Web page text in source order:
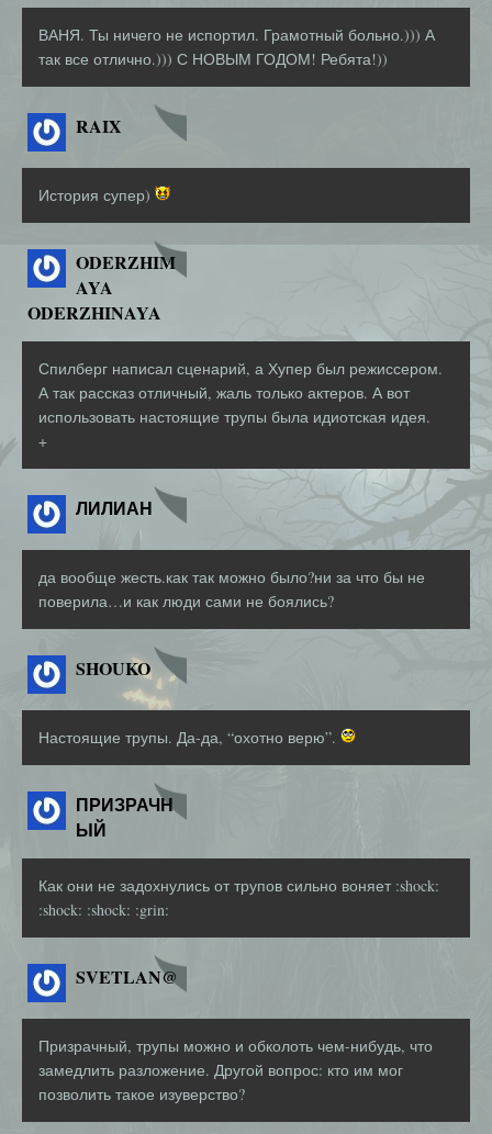
ВАНЯ. Ты ничего не испортил. Грамотный больно.))) А
так все отлично.))) С НОВЫМ ГОДОМ! Ребята!))
RAIX
История супер)
ODERZHIM
AYA
ODERZHINAYA
Спилберг написал сценарий, а Хупер был режиссером.
А так рассказ отличный, жаль только актеров. А вот
использовать настоящие трупы была идиотская идея.
+
ЛИЛИАН
да вообще жесть.как так можно было?ни за что бы не
поверила…и как люди сами не боялись?
SHOUKO
Настоящие трупы. Да-да, “охотно верю”.
ПРИЗРАЧН
ЫЙ
Как они не задохнулись от трупов сильно воняет :shock:
:shock: :shock: :grin:
SVETLAN@
Призрачный, трупы можно и обколоть чем-нибудь, что
замедлить разложение. Другой вопрос: кто им мог
позволить такое изуверство?